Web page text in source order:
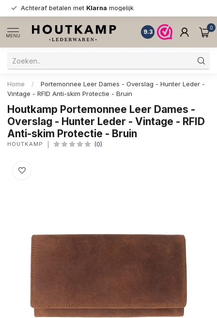
Achteraf betalen met Klarna mogelijk
MENU
9.3
0
Home /
Portemonnee Leer Dames - Overslag - Hunter Leder -
Vintage - RFID Anti-skim Protectie - Bruin
Houtkamp Portemonnee Leer Dames -
Overslag - Hunter Leder - Vintage - RFID
Anti-skim Protectie - Bruin
HOUTKAMP (0)